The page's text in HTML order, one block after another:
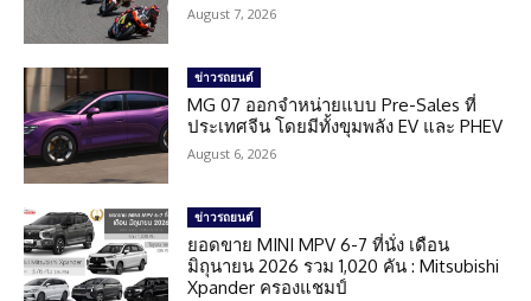
August 7, 2026
ข่าวรถยนต์
MG 07 ออกจำหน่ายแบบ Pre-Sales ที่
ประเทศจีน โดยมีทั้งขุมพลัง EV และ PHEV
August 6, 2026
ข่าวรถยนต์
ยอดขาย MINI MPV 6-7 ที่นั่ง เดือน
มิถุนายน 2026 รวม 1,020 คัน : Mitsubishi
Xpander ครองแชมป์